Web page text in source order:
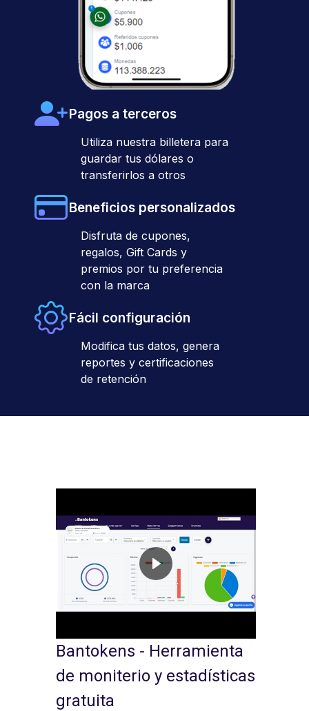
Pagos a terceros
Utiliza nuestra billetera para
guardar tus dólares o
transferirlos a otros
Beneficios personalizados
Disfruta de cupones,
regalos, Gift Cards y
premios por tu preferencia
con la marca
Fácil configuración
Modifica tus datos, genera
reportes y certificaciones
de retención
Bantokens - Herramienta
de moniterio y estadísticas
gratuita